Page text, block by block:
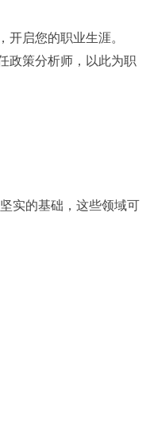
启您的职业生涯。
政策分析师，以此为职
实的基础，这些领域可